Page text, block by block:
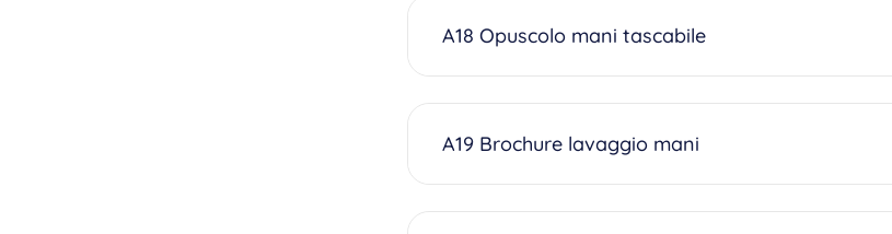
A18 Opuscolo mani tascabile
A19 Brochure lavaggio mani